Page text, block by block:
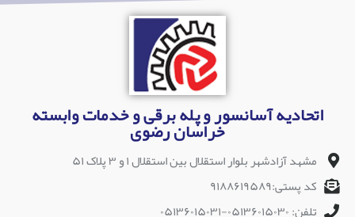
اتحادیه آسانسور و پله برقی و خدمات وابسته
خراسان رضوی
مشهد آزادشهر بلوار استقلال بین استقلال ۱ و ۳ پلاک ۵۱
کد پستی:۹۱۸۸۶۱۹۵۸۹
تلفن: ۰۵۱۳۶۰۱۵۰۳۰-۰۵۱۳۶۰۱۵۰۳۱